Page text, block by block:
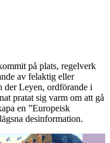
på plats, regelverk
av felaktig eller
der Leyen, ordförande i
pratat sig varm om att gå
en ”Europeisk
desinformation.